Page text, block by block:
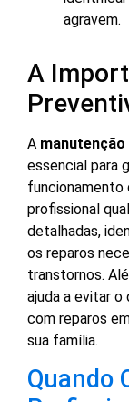
agravem.
A
A
essencial para
funcionamento
profissional
detalhadas,
os reparos
transtornos.
ajuda a evitar
com reparos
sua família.
Quando